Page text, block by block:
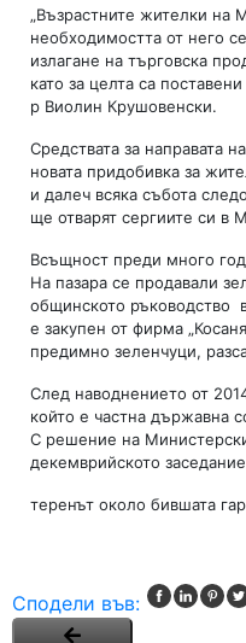
„Възрастните жителки на
необходимостта от него
излагане на търговска
като за целта са
р Виолин Крушовенски.
Средствата за направата
новата придобивка за
и далеч всяка събота
ще отварят сергиите си в
Всъщност преди много
На пазара се продавали
общинското ръководство
е закупен от фирма
предимно зеленчуци,
След наводнението от
който е частна държавна
С решение на
декемврийското
теренът около бившата
Сподели във: